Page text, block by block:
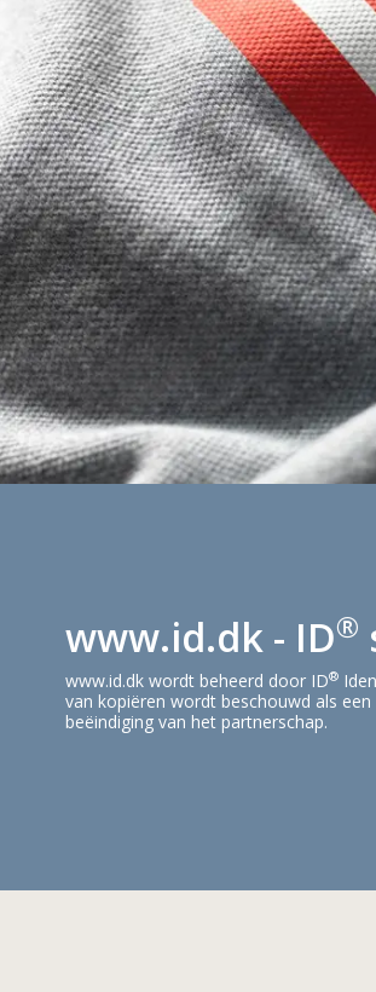
www.id.dk - ID®
www.id.dk wordt beheerd door ID®
van kopiëren wordt beschouwd als
beëindiging van het partnerschap.